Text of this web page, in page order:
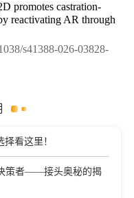
promotes castration-
reactivating AR through
s41388-026-03828-
看这里！
策者——接头奥秘的揭